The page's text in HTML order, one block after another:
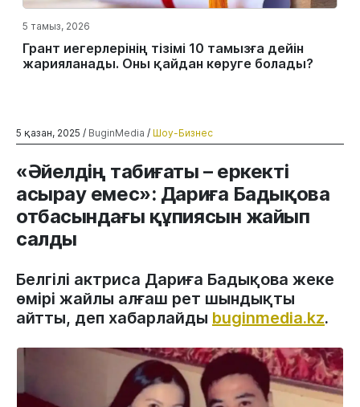
5 тамыз, 2026
Грант иегерлерінің тізімі 10 тамызға дейін
жарияланады. Оны қайдан көруге болады?
5 қазан, 2025 / BuginMedia / Шоу-Бизнес
«Әйелдің табиғаты – еркекті
асырау емес»: Дариға Бадықова
отбасындағы құпиясын жайып
салды
Белгілі актриса Дариға Бадықова жеке
өмірі жайлы алғаш рет шындықты
айтты, деп хабарлайды buginmedia.kz.